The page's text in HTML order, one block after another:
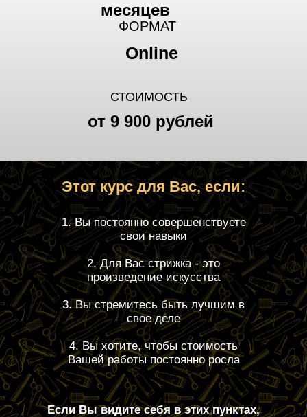
ФОРМАТ
СТОИМОСТЬ
месяцев
Online
от 9 900 рублей
Этот курс для Вас, если:
1. Вы постоянно совершенствуете
свои навыки
2. Для Вас стрижка - это
произведение искусства
3. Вы стремитесь быть лучшим в
свое деле
4. Вы хотите, чтобы стоимость
Вашей работы постоянно росла
Если Вы видите себя в этих пунктах,